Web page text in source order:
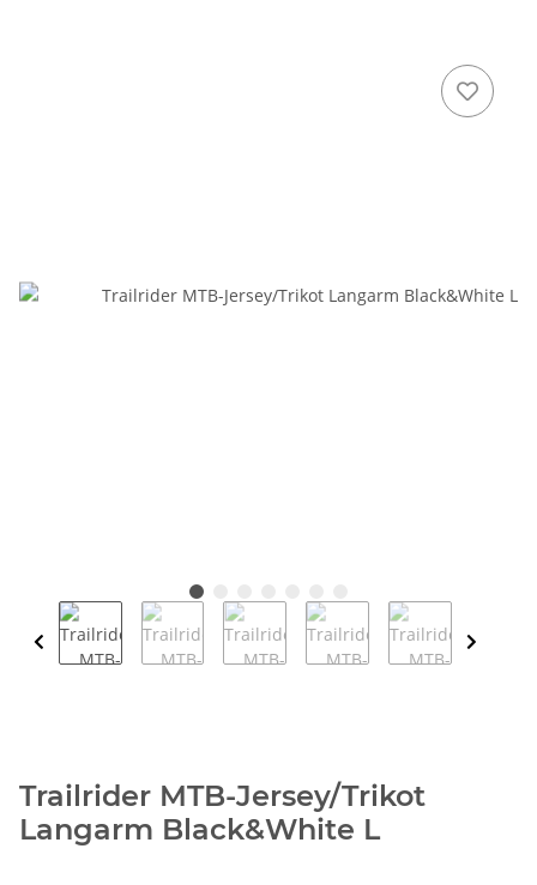
Trailrider MTB-Jersey/Trikot
Langarm Black&White L